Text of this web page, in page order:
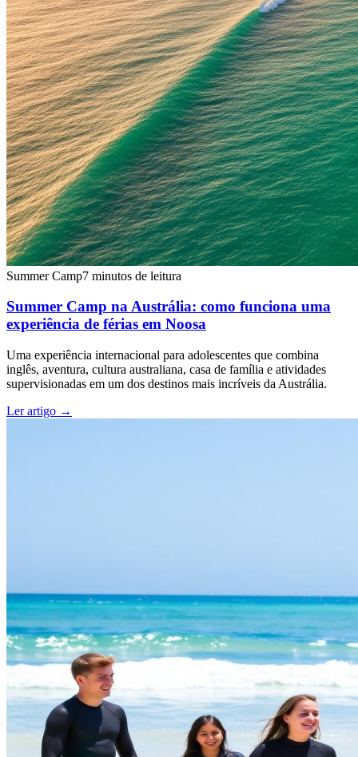
Summer Camp7 minutos de leitura
Summer Camp na Austrália: como funciona uma
experiência de férias em Noosa
Uma experiência internacional para adolescentes que combina
inglês, aventura, cultura australiana, casa de família e atividades
supervisionadas em um dos destinos mais incríveis da Austrália.
Ler artigo →